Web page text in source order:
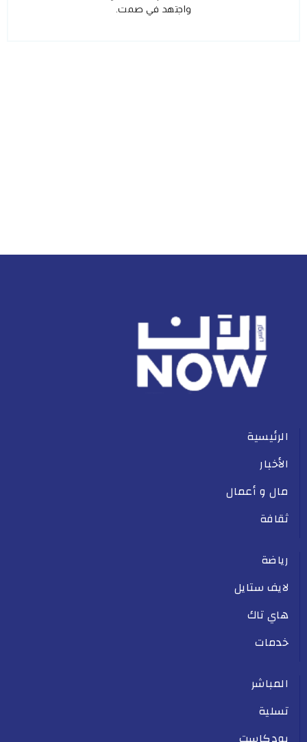
واجتهد في صمت.
الرئيسية
الأخبار
مال و أعمال
ثقافة
رياضة
لايف ستايل
هاي تاك
خدمات
المباشر
تسلية